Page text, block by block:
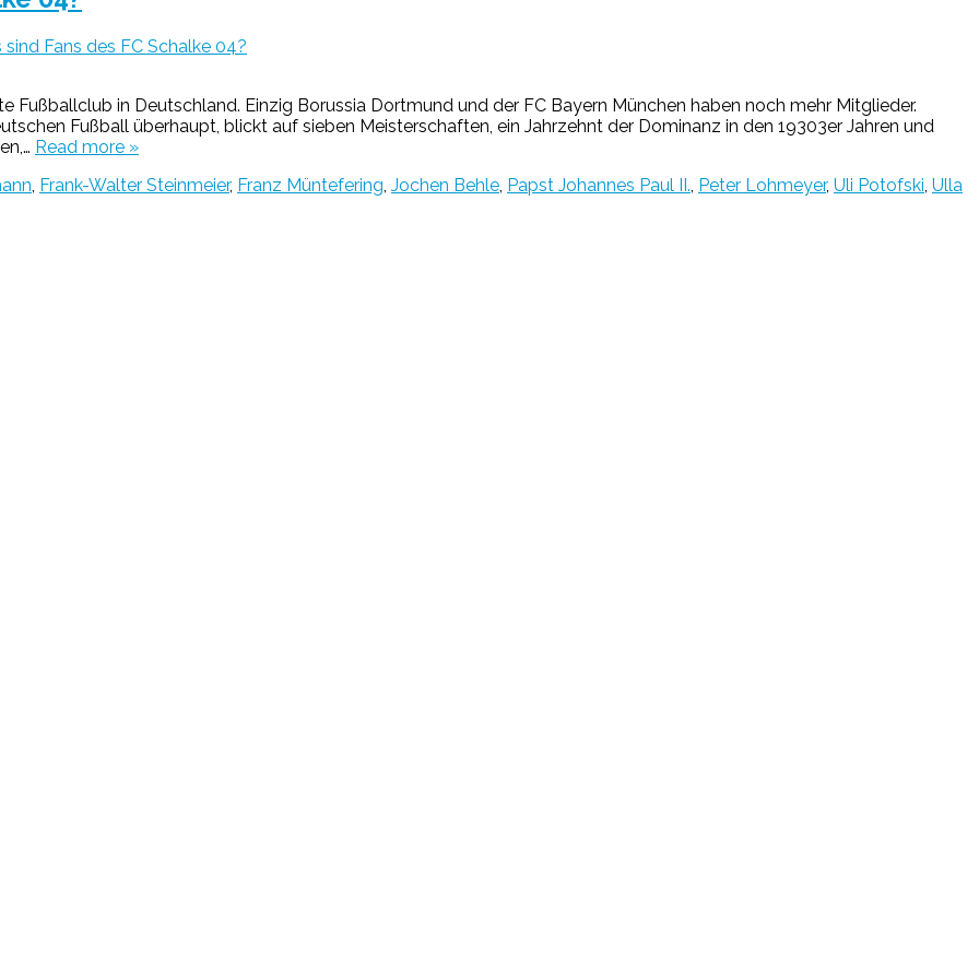
Fans des FC Schalke 04?
Fußballclub in Deutschland. Einzig Borussia Dortmund und der FC Bayern München haben noch mehr Mitglieder.
Fußball überhaupt, blickt auf sieben Meisterschaften, ein Jahrzehnt der Dominanz in den 19303er Jahren und
Read more »
Frank-Walter Steinmeier, Franz Müntefering Jochen Behle Papst Johannes Paul II. Peter Lohmeyer, Uli Potofski Ulla